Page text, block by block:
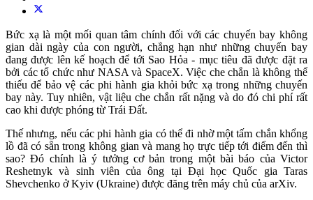
Bức xạ là một mối quan tâm chính đối với các chuyến bay không
gian dài ngày của con người, chẳng hạn như những chuyến bay
đang được lên kế hoạch để tới Sao Hỏa - mục tiêu đã được đặt ra
bởi các tổ chức như NASA và SpaceX. Việc che chắn là không thể
thiếu để bảo vệ các phi hành gia khỏi bức xạ trong những chuyến
bay này. Tuy nhiên, vật liệu che chắn rất nặng và do đó chi phí rất
cao khi được phóng từ Trái Đất.
Thế nhưng, nếu các phi hành gia có thể đi nhờ một tấm chắn khổng
lồ đã có sẵn trong không gian và mang họ trực tiếp tới điểm đến thì
sao? Đó chính là ý tưởng cơ bản trong một bài báo của Victor
Reshetnyk và sinh viên của ông tại Đại học Quốc gia Taras
Shevchenko ở Kyiv (Ukraine) được đăng trên máy chủ của arXiv.